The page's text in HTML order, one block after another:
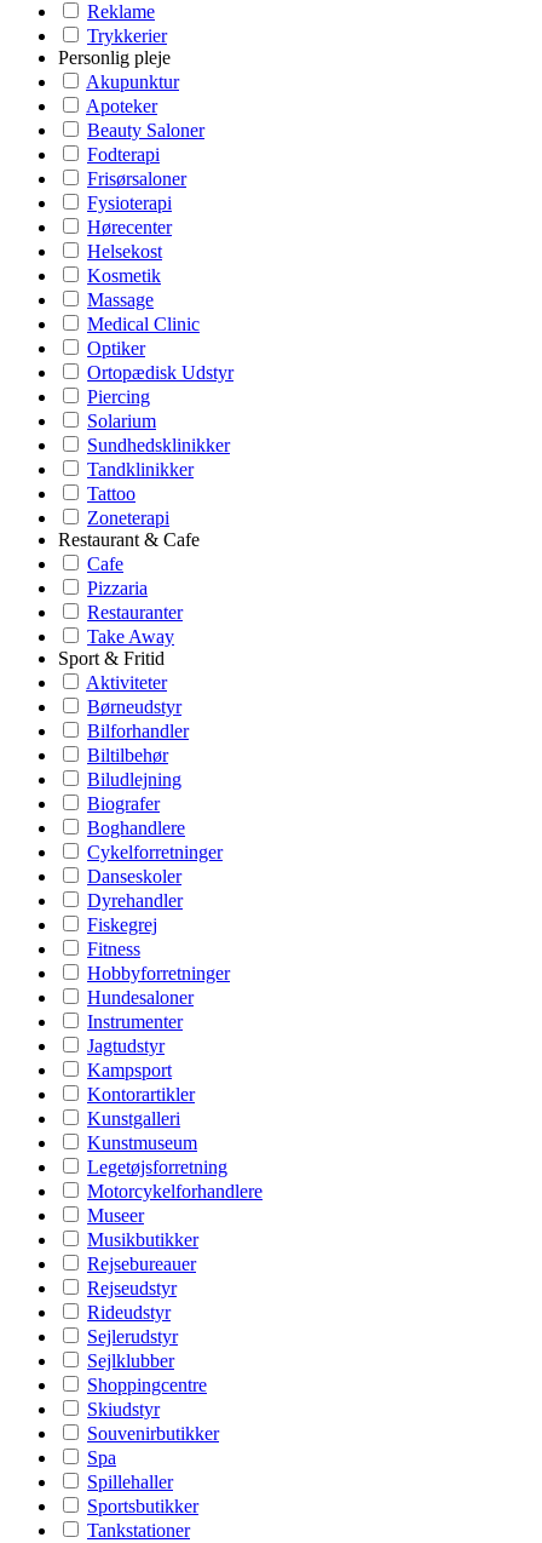
Reklame
Trykkerier
Personlig pleje
Akupunktur
Apoteker
Beauty Saloner
Fodterapi
Frisørsaloner
Fysioterapi
Hørecenter
Helsekost
Kosmetik
Massage
Medical Clinic
Optiker
Ortopædisk Udstyr
Piercing
Solarium
Sundhedsklinikker
Tandklinikker
Tattoo
Zoneterapi
Restaurant & Cafe
Cafe
Pizzaria
Restauranter
Take Away
Sport & Fritid
Aktiviteter
Børneudstyr
Bilforhandler
Biltilbehør
Biludlejning
Biografer
Boghandlere
Cykelforretninger
Danseskoler
Dyrehandler
Fiskegrej
Fitness
Hobbyforretninger
Hundesaloner
Instrumenter
Jagtudstyr
Kampsport
Kontorartikler
Kunstgalleri
Kunstmuseum
Legetøjsforretning
Motorcykelforhandlere
Museer
Musikbutikker
Rejsebureauer
Rejseudstyr
Rideudstyr
Sejlerudstyr
Sejlklubber
Shoppingcentre
Skiudstyr
Souvenirbutikker
Spa
Spillehaller
Sportsbutikker
Tankstationer